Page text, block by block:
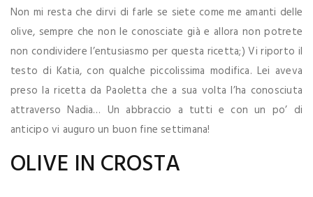
Non mi resta che dirvi di farle se siete come me amanti delle
olive, sempre che non le conosciate già e allora non potrete
non condividere l’entusiasmo per questa ricetta;) Vi riporto il
testo di Katia, con qualche piccolissima modifica. Lei aveva
preso la ricetta da Paoletta che a sua volta l’ha conosciuta
attraverso Nadia… Un abbraccio a tutti e con un po’ di
anticipo vi auguro un buon fine settimana!
OLIVE IN CROSTA